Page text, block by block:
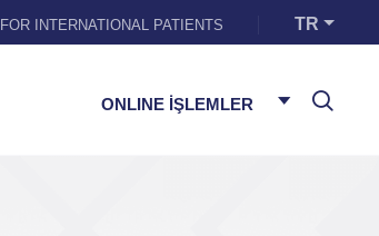
FOR INTERNATIONAL PATIENTS TR
ONLINE İŞLEMLER